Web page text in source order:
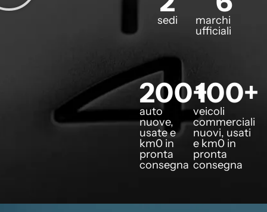
sedi marchi
ufficiali
auto
nuove,
usate e
km0 in
pronta
consegna
200+
veicoli
commerciali
nuovi, usati
e km0 in
pronta
consegna
100+